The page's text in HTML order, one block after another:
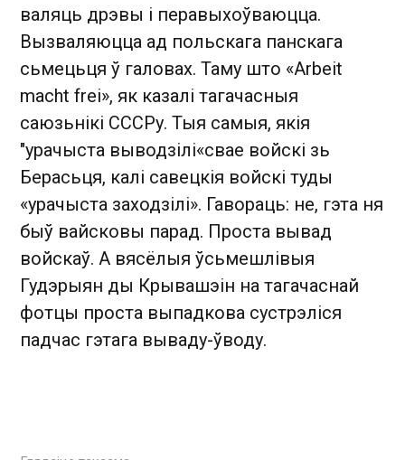
валяць дрэвы і перавыхоўваюцца.
Вызваляюцца ад польскага панскага
сьмецьця ў галовах. Таму што «Arbeit
macht frei», як казалі тагачасныя
саюзьнікі СССРу. Тыя самыя, якія
"урачыста выводзілі«свае войскі зь
Берасьця, калі савецкія войскі туды
«урачыста заходзілі». Гавораць: не, гэта ня
быў вайсковы парад. Проста вывад
войскаў. А вясёлыя ўсьмешлівыя
Гудэрыян ды Крывашэін на тагачаснай
фотцы проста выпадкова сустрэліся
падчас гэтага вываду-ўводу.